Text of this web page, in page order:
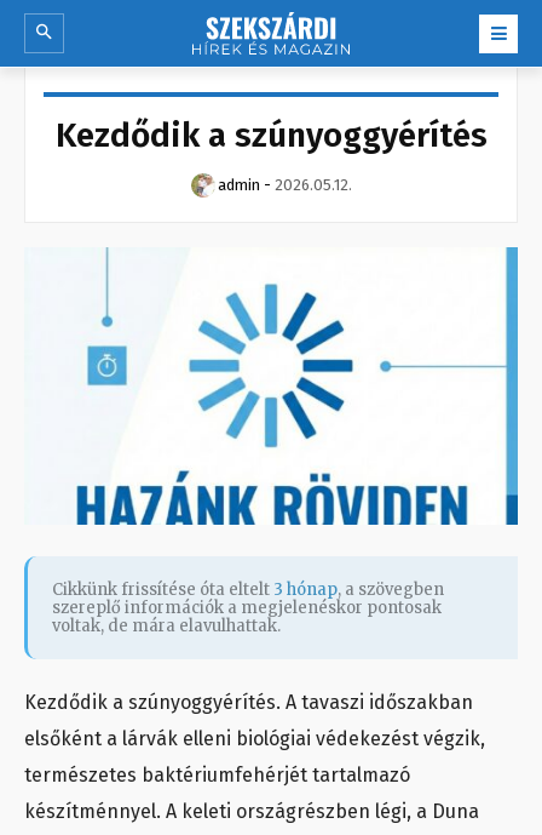
Kezdődik a szúnyoggyérítés
admin - 2026.05.12.
Cikkünk frissítése óta eltelt 3 hónap, a szövegben
szereplő információk a megjelenéskor pontosak
voltak, de mára elavulhattak.
Kezdődik a szúnyoggyérítés. A tavaszi időszakban
elsőként a lárvák elleni biológiai védekezést végzik,
természetes baktériumfehérjét tartalmazó
készítménnyel. A keleti országrészben légi, a Duna